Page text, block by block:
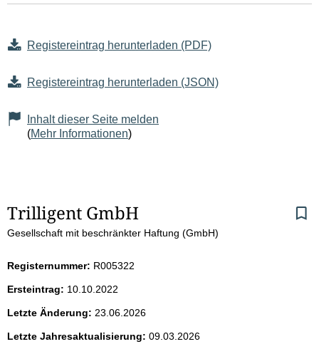
Registereintrag herunterladen (PDF)
Registereintrag herunterladen (JSON)
Inhalt dieser Seite melden
(Mehr Informationen)
S
e
i
t
e
Trilligent GmbH
Gesellschaft mit beschränkter Haftung (GmbH)
Registernummer: R005322
Ersteintrag: 10.10.2022
Letzte Änderung: 23.06.2026
Letzte Jahresaktualisierung: 09.03.2026